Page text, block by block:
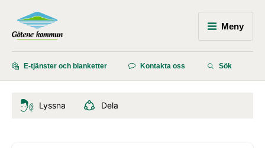
Meny
E-tjänster och blanketter Kontakta oss Sök
Lyssna Dela